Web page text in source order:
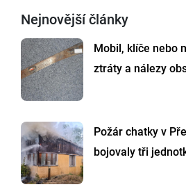
Nejnovější články
Mobil, klíče nebo
ztráty a nálezy
Požár chatky v
bojovaly tři